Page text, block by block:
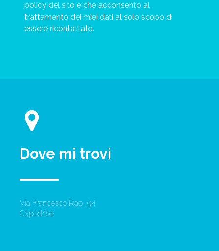
policy del sito e che acconsento al
trattamento dei miei dati al solo scopo di
essere ricontattato.
Dove mi trovi
Via Francesco Rao, 94
Capodrise